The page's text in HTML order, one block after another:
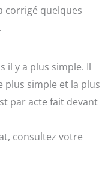
corrigé quelques
il y a plus simple. Il
plus simple et la plus
par acte fait devant
consultez votre